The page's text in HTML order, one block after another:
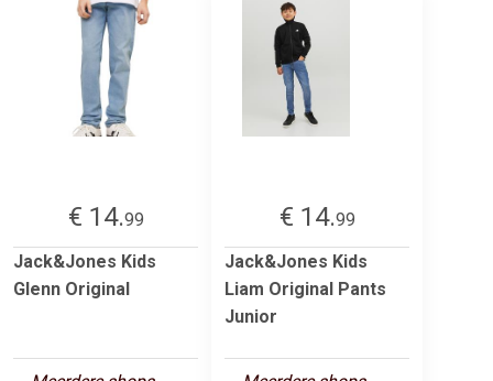
€ 14.99
Jack&Jones Kids
Glenn Original
€ 14.99
Jack&Jones Kids
Liam Original Pants
Junior